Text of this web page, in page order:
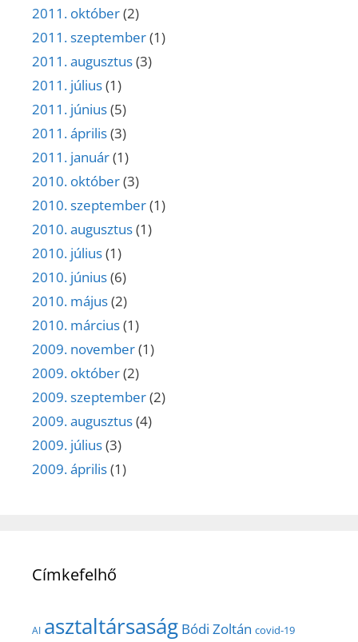
2011. október(2)
2011. szeptember(1)
2011. augusztus(3)
2011. július(1)
2011. június(5)
2011. április(3)
2011. január(1)
2010. október(3)
2010. szeptember(1)
2010. augusztus(1)
2010. július(1)
2010. június(6)
2010. május(2)
2010. március(1)
2009. november(1)
2009. október(2)
2009. szeptember(2)
2009. augusztus(4)
2009. július(3)
2009. április(1)
Címkefelhő
AI asztaltársaság Bódi Zoltán covid-19